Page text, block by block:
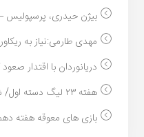
بیژن حیدری،
مهدی طارمی:نیاز به
دریانوردان با اقتدار
هفته ۲۳ لیگ دسته اول/ شاهین شهرداری ۰ شهرداری ماه...
بازی های معوقه هفته